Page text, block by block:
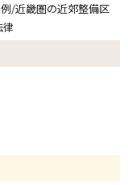
/近畿圏の近郊整備区